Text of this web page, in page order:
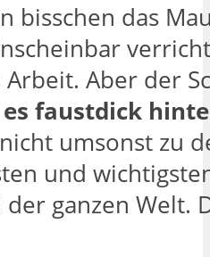
bisschen das
Aber der
faustdick
umsonst zu
und
ganzen Welt.